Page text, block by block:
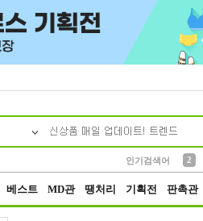
인기검색어
2
베스트 MD관 땡처리 기획전 판촉관